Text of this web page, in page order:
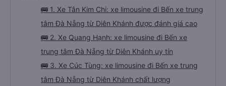
🚌 1. Xe Tân Kim Chi: xe limousine đi Bến xe trung
tâm Đà Nẵng từ Diên Khánh được đánh giá cao
🚌 2. Xe Quang Hạnh: xe limousine đi Bến xe
trung tâm Đà Nẵng từ Diên Khánh uy tín
🚌 3. Xe Cúc Tùng: xe limousine đi Bến xe trung
tâm Đà Nẵng từ Diên Khánh chất lượng